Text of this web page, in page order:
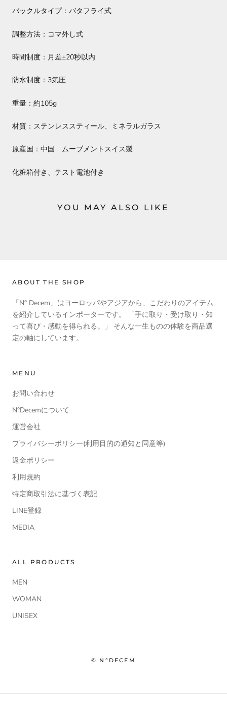
バックルタイプ：バタフライ式
調整方法：コマ外し式
時間制度：月差±20秒以内
防水制度：3気圧
重量：約105g
材質：ステンレススティール、ミネラルガラス
原産国：中国 ムーブメントスイス製
化粧箱付き、テスト電池付き
YOU MAY ALSO LIKE
ABOUT THE SHOP
「N° Decem」はヨーロッパやアジアから、こだわりのアイテム
を紹介しているインポーターです。 「手に取り・受け取り・知
って喜び・感動を得られる。」 そんな一生ものの体験を商品選
定の軸にしています。
MENU
お問い合わせ
N°Decemについて
運営会社
プライバシーポリシー(利用目的の通知と同意等)
返金ポリシー
利用規約
特定商取引法に基づく表記
LINE登録
MEDIA
ALL PRODUCTS
MEN
WOMAN
UNISEX
© N°DECEM